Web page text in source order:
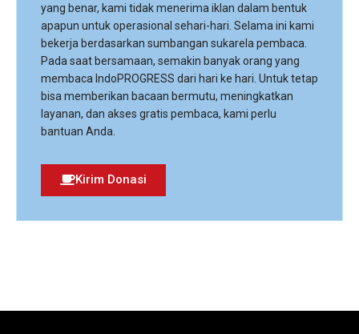
yang benar, kami tidak menerima iklan dalam bentuk
apapun untuk operasional sehari-hari. Selama ini kami
bekerja berdasarkan sumbangan sukarela pembaca.
Pada saat bersamaan, semakin banyak orang yang
membaca IndoPROGRESS dari hari ke hari. Untuk tetap
bisa memberikan bacaan bermutu, meningkatkan
layanan, dan akses gratis pembaca, kami perlu
bantuan Anda.
Kirim Donasi